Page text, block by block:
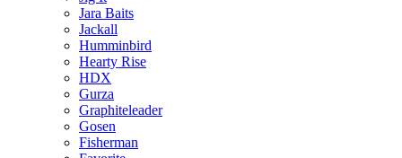
Jara Baits
Jackall
Humminbird
Hearty Rise
HDX
Gurza
Graphiteleader
Gosen
Fisherman